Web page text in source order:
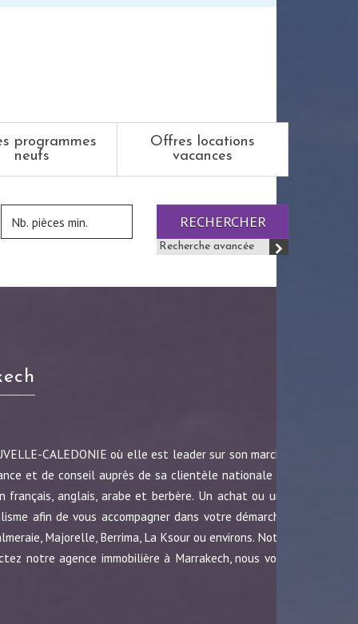
programmes
neufs
Offres locations
vacances
RECHERCHER
Recherche avancée
CALEDONIE où elle est leader sur son marché
et de conseil auprès de sa clientèle nationale et
anglais, arabe et berbère. Un achat ou une
afin de vous accompagner dans votre démarche.
Majorelle, Berrima, La Ksour ou environs. Notre
notre agence immobilière à Marrakech, nous vous